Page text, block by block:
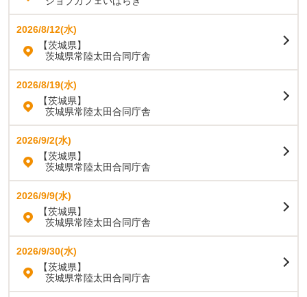
2026/8/12(水)
【茨城県】
茨城県常陸太田合同庁舎
2026/8/19(水)
【茨城県】
茨城県常陸太田合同庁舎
2026/9/2(水)
【茨城県】
茨城県常陸太田合同庁舎
2026/9/9(水)
【茨城県】
茨城県常陸太田合同庁舎
2026/9/30(水)
【茨城県】
茨城県常陸太田合同庁舎